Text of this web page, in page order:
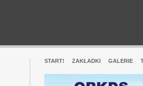
START! ZAKŁADKI GALERIE